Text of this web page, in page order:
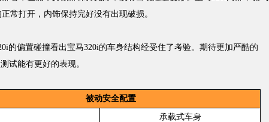
常打开，内饰保持完好没有出现破损。
偏置碰撞看出宝马320i的车身结构经受住了考验。期待更加严酷的
试能有更好的表现。
被动安全配置
承载式车身